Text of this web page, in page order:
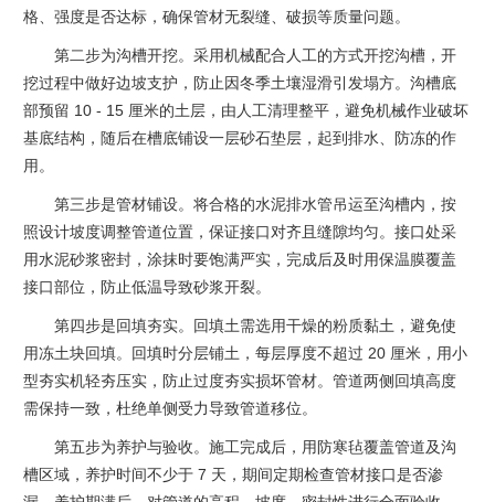
格、强度是否达标，确保管材无裂缝、破损等质量问题。
第二步为沟槽开挖。采用机械配合人工的方式开挖沟槽，开
挖过程中做好边坡支护，防止因冬季土壤湿滑引发塌方。沟槽底
部预留 10 - 15 厘米的土层，由人工清理整平，避免机械作业破坏
基底结构，随后在槽底铺设一层砂石垫层，起到排水、防冻的作
用。
第三步是管材铺设。将合格的水泥排水管吊运至沟槽内，按
照设计坡度调整管道位置，保证接口对齐且缝隙均匀。接口处采
用水泥砂浆密封，涂抹时要饱满严实，完成后及时用保温膜覆盖
接口部位，防止低温导致砂浆开裂。
第四步是回填夯实。回填土需选用干燥的粉质黏土，避免使
用冻土块回填。回填时分层铺土，每层厚度不超过 20 厘米，用小
型夯实机轻夯压实，防止过度夯实损坏管材。管道两侧回填高度
需保持一致，杜绝单侧受力导致管道移位。
第五步为养护与验收。施工完成后，用防寒毡覆盖管道及沟
槽区域，养护时间不少于 7 天，期间定期检查管材接口是否渗